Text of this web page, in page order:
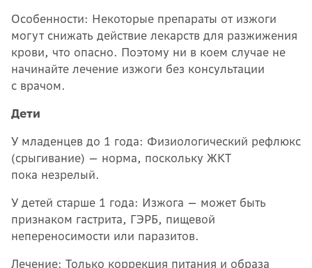
Особенности: Некоторые препараты от изжоги
могут снижать действие лекарств для разжижения
крови, что опасно. Поэтому ни в коем случае не
начинайте лечение изжоги без консультации
с врачом.
Дети
У младенцев до 1 года: Физиологический рефлюкс
(срыгивание) — норма, поскольку ЖКТ
пока незрелый.
У детей старше 1 года: Изжога — может быть
признаком гастрита, ГЭРБ, пищевой
непереносимости или паразитов.
Лечение: Только коррекция питания и образа